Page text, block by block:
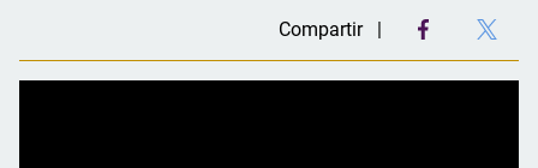
Compartir